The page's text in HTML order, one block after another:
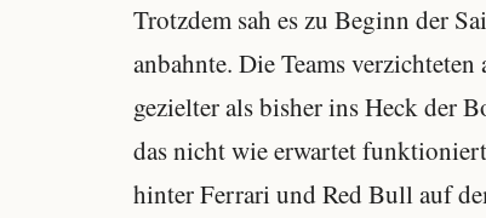
Trotzdem sah es zu Beginn der
anbahnte. Die Teams
gezielter als bisher ins Heck der
das nicht wie erwartet
hinter Ferrari und Red Bull auf